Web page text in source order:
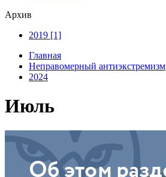
Архив
2019 [1]
Главная
Неправомерный антиэкстремизм
2024
Июль